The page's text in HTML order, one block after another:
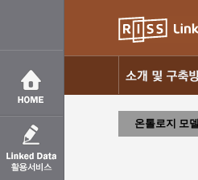
온톨로지 모델